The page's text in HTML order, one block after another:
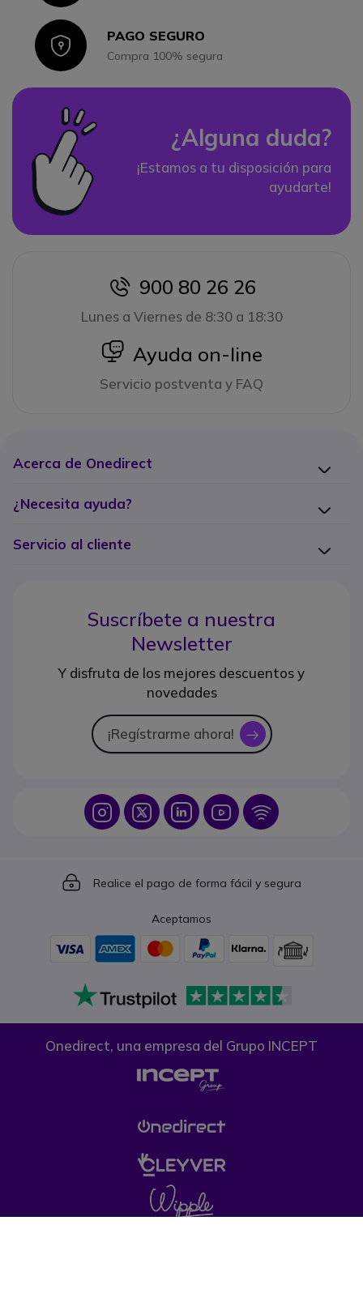
IconPAGO SEGURO
Compra 100% segura
¿Alguna duda?
¡Estamos a tu disposición para
ayudarte!
icon
900 80 26 26
Lunes a Viernes de 8:30 a 18:30
icon
Ayuda on-line
Servicio postventa y FAQ
Acerca de Onedirect
¿Necesita ayuda?
Servicio al cliente
Suscríbete a nuestra
Newsletter
Y disfruta de los mejores descuentos y
novedades
¡Regístrarme ahora! icon
Icon IconIcon Icon Icon
Icon
Realice el pago de forma fácil y segura
Aceptamos
Onedirect, una empresa del Grupo INCEPT